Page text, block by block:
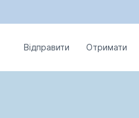
Відправити Отримати